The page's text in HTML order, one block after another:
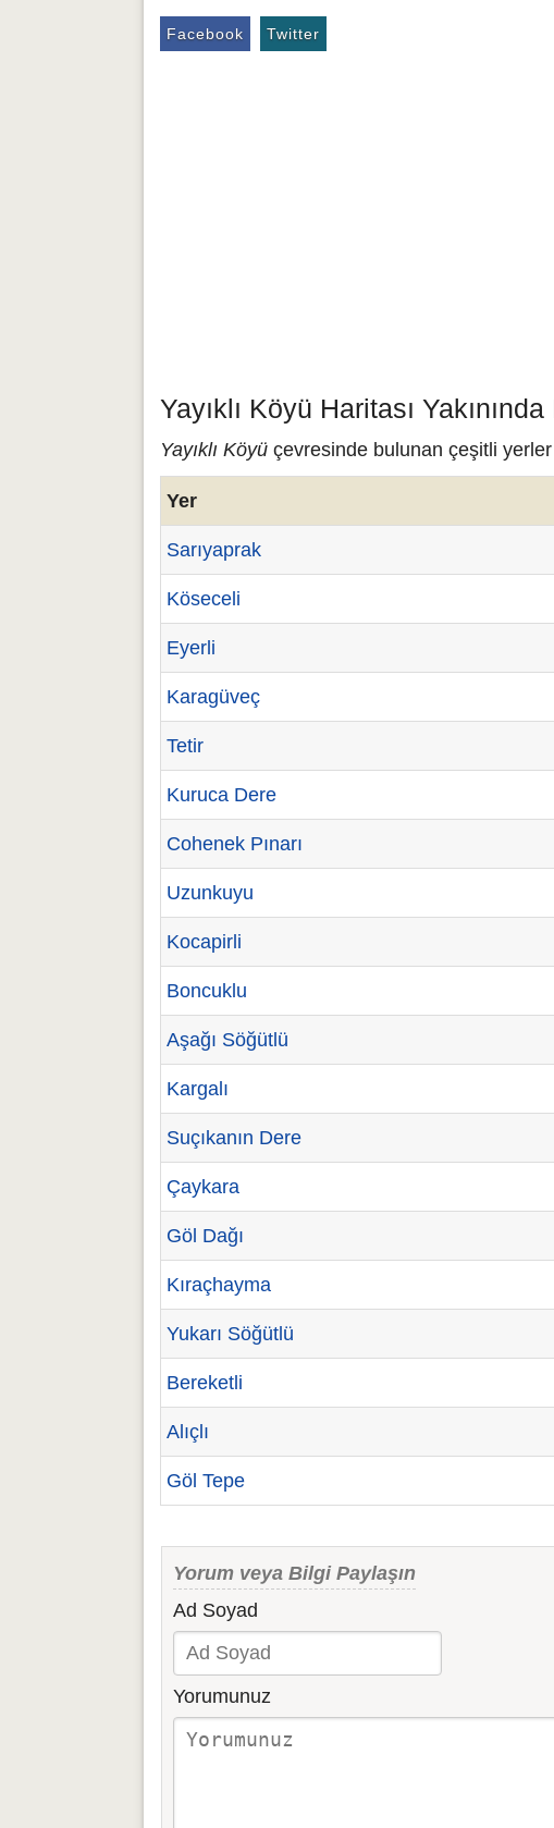
Facebook Twitter
Yayıklı Köyü Haritası
Yayıklı Köyü çevresinde bulunan çeşitli yerler
Yer
Sarıyaprak
Köseceli
Eyerli
Karagüveç
Tetir
Kuruca Dere
Cohenek Pınarı
Uzunkuyu
Kocapirli
Boncuklu
Aşağı Söğütlü
Kargalı
Suçıkanın Dere
Çaykara
Göl Dağı
Kıraçhayma
Yukarı Söğütlü
Bereketli
Alıçlı
Göl Tepe
Yorum veya Bilgi Paylaşın
Ad Soyad
Yorumunuz